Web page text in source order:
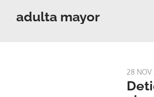
adulta mayor
28 NOV